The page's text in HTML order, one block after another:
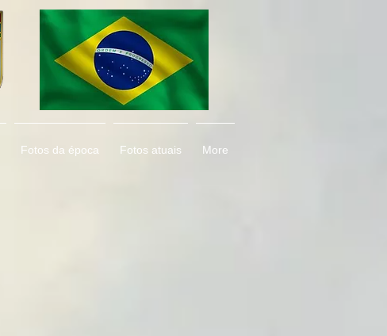
Fotos da época Fotos atuais More